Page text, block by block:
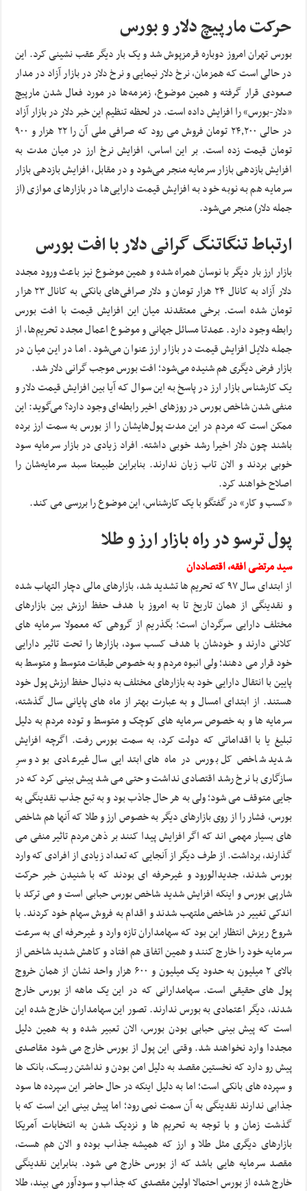
حرکت مارپیچ دلار و بورس
بورس تهران امروز دوباره قرمزپوش شد و یک بار دیگر عقب نشینی کرد. این
در حالی است که همزمان، نرخ دلار نیمایی و نرخ دلار در بازار آزاد در مدار
صعودی قرار گرفته و همین موضوع، زمزمه‌ها در مورد فعال شدن مارپیچ
«دلار-بورس» را افزایش داده است. در لحظه تنظیم این خبر دلار در بازار آزاد
در حالی ۲۴٫۲۰۰ تومان فروش می رود که صرافی ملی آن را ۲۲ هزار و ۹۰۰
تومان قیمت زده است. بر این اساس، افزایش نرخ ارز در میان مدت به
افزایش بازدهی بازار سرمایه منجر می‌شود و در مقابل، افزایش بازدهی بازار
سرمایه هم به نوبه خود به افزایش قیمت دارایی‌ها در بازار‌های موازی (از
جمله دلار) منجر می‌شود.
ارتباط تنگاتنگ گرانی دلار با افت بورس
بازار ارز بار دیگر با نوسان همراه شده و همین موضوع نیز باعث ورود مجدد
دلار آزاد به کانال ۲۴ هزار تومان و دلار صرافی‌های بانکی به کانال ۲۳ هزار
تومان شده است. برخی معتقدند میان این افزایش قیمت با افت بورس
رابطه وجود دارد. عمدتا مسائل جهانی و موضوع اعمال مجدد تحریم‌ها، از
جمله دلایل افزایش قیمت در بازار ارز عنوان می‌شود. اما در این میان در
بازار فرض دیگری هم شنیده می‌شود؛ افت بورس موجب گرانی دلار شد.
یک کارشناس بازار ارز در پاسخ به این سوال که آیا بین افزایش قیمت دلار و
منفی شدن شاخص بورس در روزهای اخیر رابطه‌ای وجود دارد؟ می‌گوید: این
ممکن است که مردم در این مدت پول‌هایشان را از بورس به سمت ارز برده
باشند چون دلار اخیرا رشد خوبی داشته. افراد زیادی در بازار سرمایه سود
خوبی بردند و الان تاب زیان ندارند. بنابراین طبیعتا سبد سرمایه‌شان را
اصلاح خواهند کرد.
«کسب و کار» در گفتگو با یک کارشناس، این موضوع را بررسی می کند.
پول ترسو در راه بازار ارز و طلا
سید مرتضی افقه، اقتصاددان
از ابتدای سال ۹۷ که تحریم ها تشدید شد، بازارهای مالی دچار التهاب شده
و نقدینگی از همان تاریخ تا به امروز با هدف حفظ ارزش بین بازارهای
مختلف دارایی سرگردان است؛ بگذریم از گروهی که معمولا سرمایه های
کلانی دارند و خودشان با هدف کسب سود، بازارها را تحت تاثیر دارایی
خود قرار می دهند؛ ولی انبوه مردم و به خصوص طبقات متوسط و متوسط به
پایین با انتقال دارایی خود به بازارهای مختلف به دنبال حفظ ارزش پول خود
هستند. از ابتدای امسال و به عبارت بهتر از ماه های پایانی سال گذشته،
سرمایه ها و به خصوص سرمایه های کوچک و متوسط و توده مردم به دلیل
تبلیغ یا با اقداماتی که دولت کرد، به سمت بورس رفت. اگرچه افزایش
شدید شاخص کل بورس در ماه های ابتدایی سال غیرعادی بود و سرِ
سازگاری با نرخ رشد اقتصادی نداشت و حتی می شد پیش بینی کرد که در
جایی متوقف می شود؛ ولی به هر حال جاذب بود و به تبع جذب نقدینگی به
بورس، فشار را از روی بازارهای دیگر به خصوص ارز و طلا که آنها هم شاخص
های بسیار مهمی اند که اگر افزایش پیدا کنند بر ذهن مردم تاثیر منفی می
گذارند، برداشت. از طرف دیگر از آنجایی که تعداد زیادی از افرادی که وارد
بورس شدند، جدیدالورود و غیرحرفه ای بودند که با شنیدن خبر حرکت
شارپی بورس و اینکه افزایش شدید شاخص بورس حبابی است و می ترکد با
اندکی تغییر در شاخص ملتهب شدند و اقدام به فروش سهام خود کردند. با
شروع ریزش انتظار این بود که سهامداران تازه وارد و غیرحرفه ای به سرعت
سرمایه خود را خارج کنند و همین اتفاق هم افتاد و کاهش شدید شاخص از
بالای ۲ میلیون به حدود یک میلیون و ۶۰۰ هزار واحد نشان از همان خروج
پول های حقیقی است. سهامدارانی که در این یک ماهه از بورس خارج
شدند، دیگر اعتمادی به بورس ندارند. تصور این سهامداران خارج شده این
است که پیش بینی حبابی بودن بورس، الان تعبیر شده و به همین دلیل
مجددا وارد نخواهند شد. وقتی این پول از بورس خارج می شود مقاصدی
پیش رو دارد که نخستین مقصد به دلیل امن بودن و نداشتن ریسک، بانک ها
و سپرده های بانکی است؛ اما به دلیل اینکه در حال حاضر این سپرده ها سود
جذابی ندارند نقدینگی به آن سمت نمی رود؛ اما پیش بینی این است که با
گذشت زمان و با توجه به تحریم ها و نزدیک شدن به انتخابات آمریکا
بازارهای دیگری مثل طلا و ارز که همیشه جذاب بوده و الان هم هست،
مقصد سرمایه هایی باشد که از بورس خارج می شود. بنابراین نقدینگی
خارج شده از بورس احتمالا اولین مقصدی که جذاب و سودآور می بیند، طلا